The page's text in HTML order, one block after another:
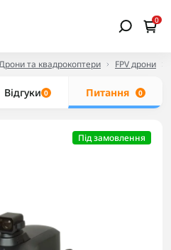
0
та квадрокоптери FPV дрони
Відгуки 0 Питання 0
Під замовлення